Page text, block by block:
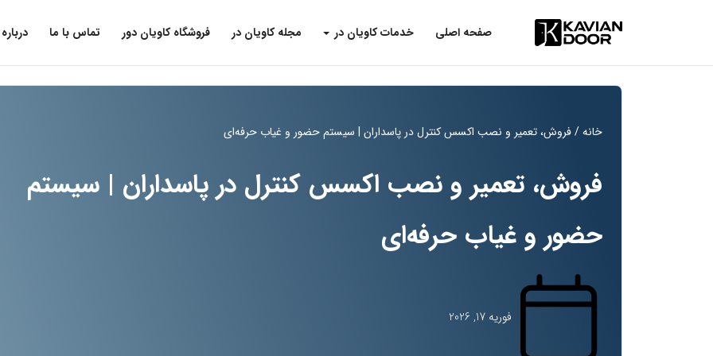
صفحه اصلی خدمات کاویان در مجله کاویان در فروشگاه کاویان دور تماس با ما
خانه/ فروش، تعمیر و نصب اکسس کنترل در پاسداران | سیستم حضور و غیاب حرفه‌ای
فروش، تعمیر و نصب اکسس کنترل در پاسداران | سیستم
حضور و غیاب حرفه‌ای
فوریه 17, 2026